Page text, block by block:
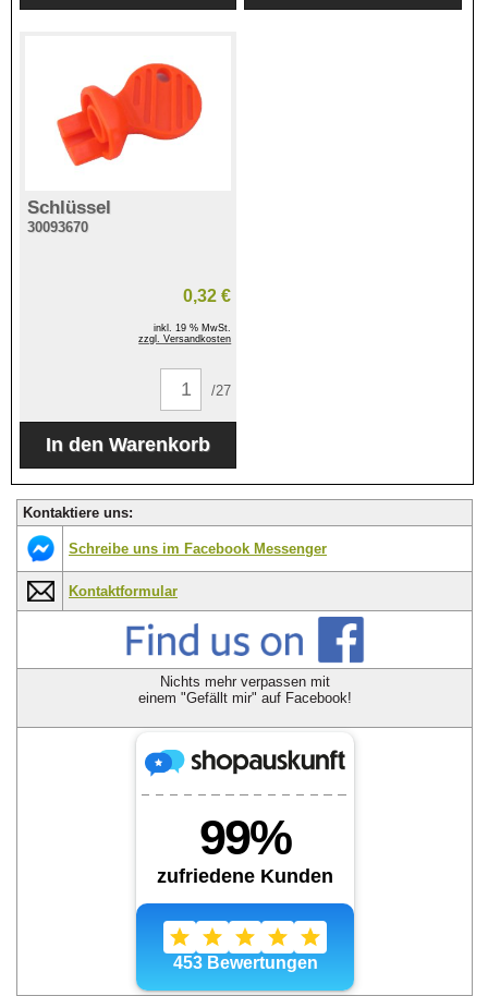
Schlüssel
30093670
0,32 €
inkl. 19 % MwSt.
zzgl. Versandkosten
/27
Kontaktiere uns:
Schreibe uns im Facebook Messenger
Kontaktformular
Nichts mehr verpassen mit
einem "Gefällt mir" auf Facebook!